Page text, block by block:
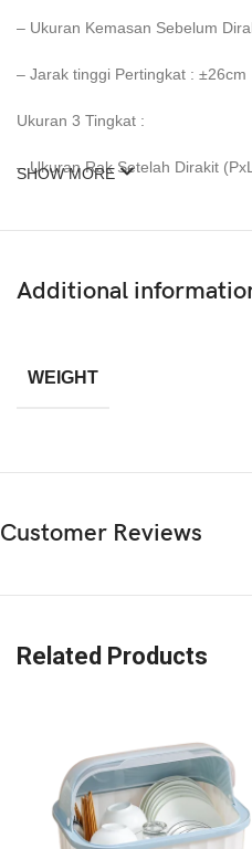
– Ukuran Kemasan Sebelum
– Jarak tinggi Pertingkat : ±26cm
Ukuran 3 Tingkat :
– Ukuran Rak Setelah Dirakit
SHOW MORE
Additional
WEIGHT
Customer Reviews
Related Products